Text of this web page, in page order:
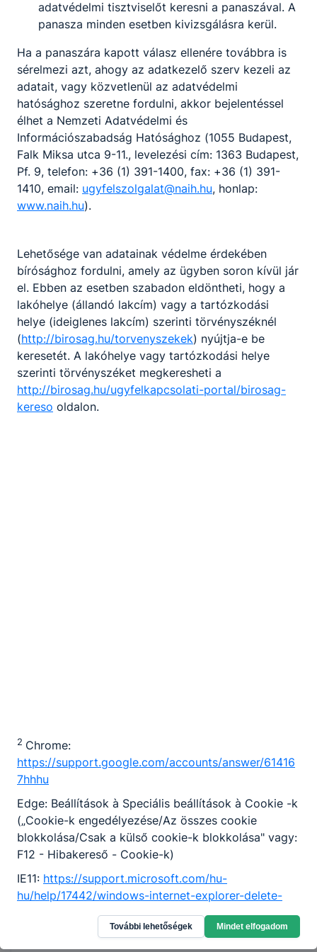
Nyílt nap volt a Surányiban!
Tekintse meg videónkat!
Elolvasom
Miczán Róbert
Just do it!
Elérhetőség
adatvédelmi tisztviselőt keresni a panaszával. A
panasza minden esetben kivizsgálásra kerül.
Ha a panaszára kapott válasz ellenére továbbra is
sérelmezi azt, ahogy az adatkezelő szerv kezeli az
adatait, vagy közvetlenül az adatvédelmi
hatósághoz szeretne fordulni, akkor bejelentéssel
élhet a Nemzeti Adatvédelmi és
Információszabadság Hatósághoz (1055 Budapest,
Falk Miksa utca 9-11., levelezési cím: 1363 Budapest,
Pf. 9, telefon: +36 (1) 391-1400, fax: +36 (1) 391-
1410, email: ugyfelszolgalat@naih.hu, honlap:
www.naih.hu).
Lehetősége van adatainak védelme érdekében
bírósághoz fordulni, amely az ügyben soron kívül jár
el. Ebben az esetben szabadon eldöntheti, hogy a
lakóhelye (állandó lakcím) vagy a tartózkodási
helye (ideiglenes lakcím) szerinti törvényszéknél
(http://birosag.hu/torvenyszekek) nyújtja-e be
keresetét. A lakóhelye vagy tartózkodási helye
szerinti törvényszéket megkeresheti a
http://birosag.hu/ugyfelkapcsolati-portal/birosag-
kereso oldalon.
2 Chrome:
https://support.google.com/accounts/answer/61416
7hhhu
Edge: Beállítások à Speciális beállítások à Cookie -k
(„Cookie-k engedélyezése/Az összes cookie
blokkolása/Csak a külső cookie-k blokkolása" vagy:
F12 - Hibakereső - Cookie-k)
IE11: https://support.microsoft.com/hu-
hu/help/17442/windows-internet-explorer-delete-
manage-cookies;
https://support.microsoft.com/hu-
További lehetőségek Mindet elfogadom